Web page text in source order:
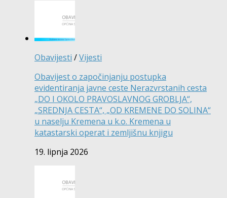
Obavijesti /Vijesti
Obavijest o započinjanju postupka
evidentiranja javne ceste Nerazvrstanih cesta
„DO I OKOLO PRAVOSLAVNOG GROBLJA“,
„SREDNJA CESTA“, „OD KREMENE DO SOLINA“
u naselju Kremena u k.o. Kremena u
katastarski operat i zemljišnu knjigu
19. lipnja 2026